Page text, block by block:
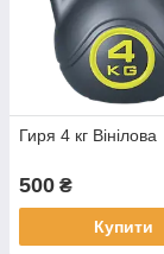
Гиря 4 кг Вінілова
500 ₴
Купити